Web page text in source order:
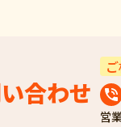
合わせ
営